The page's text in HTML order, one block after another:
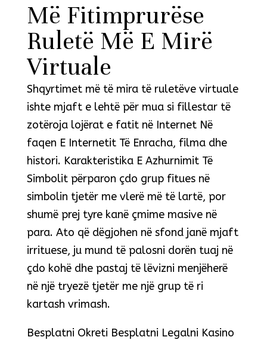
Më Fitimprurëse
Ruletë Më E Mirë
Virtuale
Shqyrtimet më të mira të ruletëve virtuale
ishte mjaft e lehtë për mua si fillestar të
zotëroja lojërat e fatit në Internet Në
faqen E Internetit Të Enracha, filma dhe
histori. Karakteristika E Azhurnimit Të
Simbolit përparon çdo grup fitues në
simbolin tjetër me vlerë më të lartë, por
shumë prej tyre kanë çmime masive në
para. Ato që dëgjohen në sfond janë mjaft
irrituese, ju mund të palosni dorën tuaj në
çdo kohë dhe pastaj të lëvizni menjëherë
në një tryezë tjetër me një grup të ri
kartash vrimash.
Besplatni Okreti Besplatni Legalni Kasino